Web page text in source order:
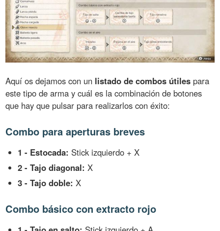
Aquí os dejamos con un listado de combos útiles para
este tipo de arma y cuál es la combinación de botones
que hay que pulsar para realizarlos con éxito:
Combo para aperturas breves
1 - Estocada: Stick izquierdo + X
2 - Tajo diagonal: X
3 - Tajo doble: X
Combo básico con extracto rojo